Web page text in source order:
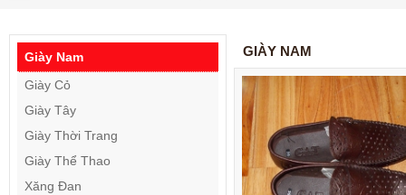
Giày Nam
Giày Cỏ
Giày Tây
Giày Thời Trang
Giày Thể Thao
Xăng Đan
GIÀY NAM